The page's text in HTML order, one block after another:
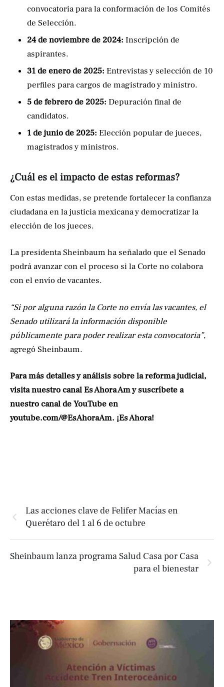
convocatoria para la conformación de los Comités
de Selección.
24 de noviembre de 2024: Inscripción de
aspirantes.
31 de enero de 2025: Entrevistas y selección de 10
perfiles para cargos de magistrado y ministro.
5 de febrero de 2025: Depuración final de
candidatos.
1 de junio de 2025: Elección popular de jueces,
magistrados y ministros.
¿Cuál es el impacto de estas reformas?
Con estas medidas, se pretende fortalecer la confianza
ciudadana en la justicia mexicana y democratizar la
elección de los jueces.
La presidenta Sheinbaum ha señalado que el Senado
podrá avanzar con el proceso si la Corte no colabora
con el envío de vacantes.
“Si por alguna razón la Corte no envía las vacantes, el
Senado utilizará la información disponible
públicamente para poder realizar esta convocatoria”,
agregó Sheinbaum.
Para más detalles y análisis sobre la reforma judicial,
visita nuestro canal Es Ahora Am y suscríbete a
nuestro canal de YouTube en
youtube.com/@EsAhoraAm. ¡Es Ahora!
Las acciones clave de Felifer Macías en
Querétaro del 1 al 6 de octubre
Sheinbaum lanza programa Salud Casa por Casa
para el bienestar